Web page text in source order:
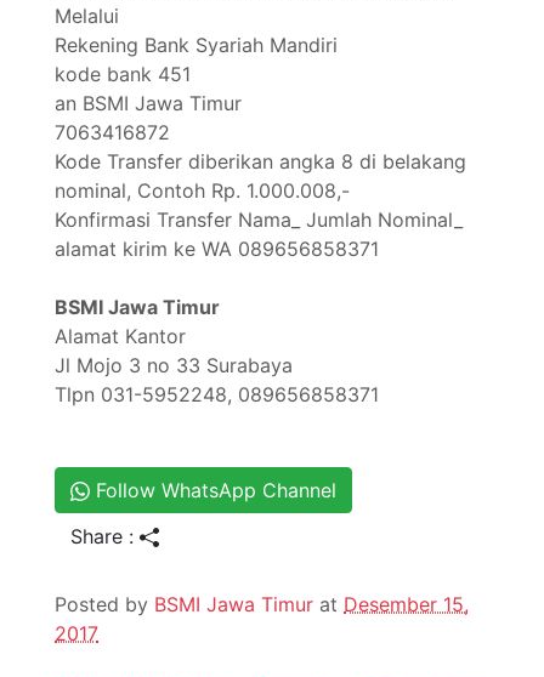
Melalui
Rekening Bank Syariah Mandiri
kode bank 451
an BSMI Jawa Timur
7063416872
Kode Transfer diberikan angka 8 di belakang
nominal, Contoh Rp. 1.000.008,-
Konfirmasi Transfer Nama_ Jumlah Nominal_
alamat kirim ke WA 089656858371
BSMI Jawa Timur
Alamat Kantor
Jl Mojo 3 no 33 Surabaya
Tlpn 031-5952248, 089656858371
Follow WhatsApp Channel
Share :
Posted by BSMI Jawa Timur at Desember 15,
2017